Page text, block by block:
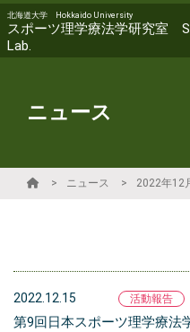
北海道大学 Hokkaido University
スポーツ理学療法学研究室
Lab.
ニュース
ニュース 2022年12
2022.12.15 活動報告
第9回日本スポーツ理学療法